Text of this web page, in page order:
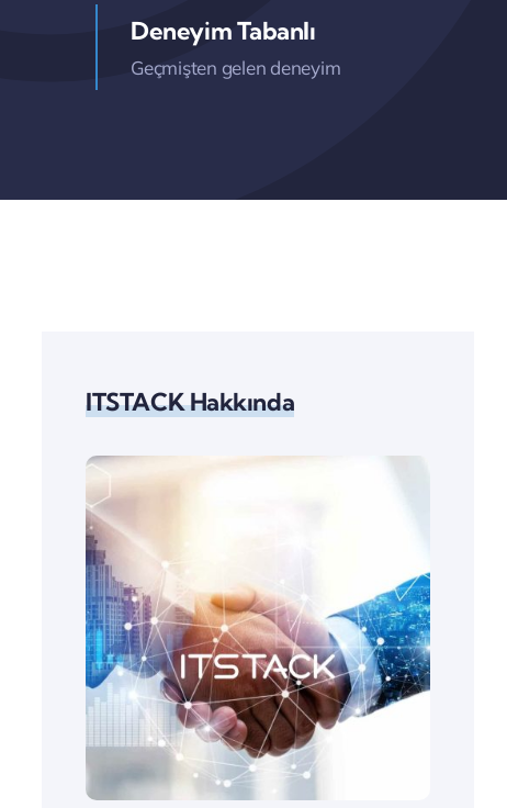
Deneyim Tabanlı
Geçmişten gelen deneyim
ITSTACK Hakkında